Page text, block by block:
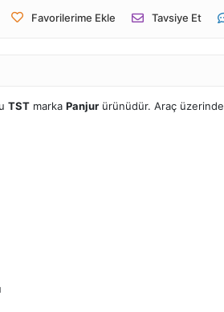
Favorilerime Ekle Tavsiye Et
TST marka Panjur ürünüdür. Araç üzerinde